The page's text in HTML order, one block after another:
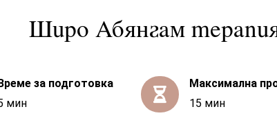
Широ Абянгам
за подготовка
мин

Максимална
15 мин